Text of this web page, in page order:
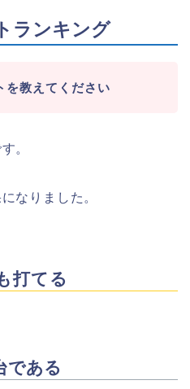
ランキング
を教えてください
。
なりました。
打てる
である